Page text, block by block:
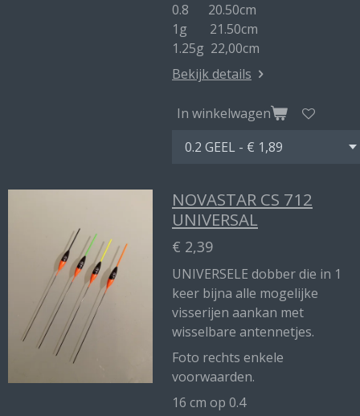
0.8 20.50cm
1g 21.50cm
1.25g 22,00cm
Bekijk details
In winkelwagen
NOVASTAR CS 712
UNIVERSAL
€ 2,39
UNIVERSELE dobber die in 1
keer bijna alle mogelijke
visserijen aankan met
wisselbare antennetjes.
Foto rechts enkele
voorwaarden.
16 cm op 0.4